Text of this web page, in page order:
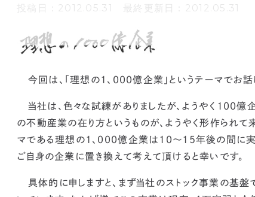
IRメール登録
投稿日：2012.05.31 最終更新日：2012.05.31
今回は、「理想の1、000億企業」というテーマでお話
当社は、色々な試練がありましたが、ようやく100億
の不動産業の在り方というものが、ようやく形作られて
マである理想の1、000億企業は10〜15年後の間に実
ご自身の企業に置き換えて考えて頂けると幸いです。
具体的に申しますと、まず当社のストック事業の基盤